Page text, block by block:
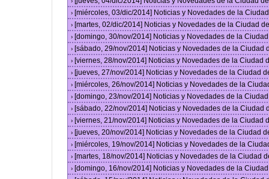
› [miércoles, 03/dic/2014] Noticias y Novedades de la
› [martes, 02/dic/2014] Noticias y Novedades de la Ciudad
› [domingo, 30/nov/2014] Noticias y Novedades de la
› [sábado, 29/nov/2014] Noticias y Novedades de la Ciudad
› [viernes, 28/nov/2014] Noticias y Novedades de la Ciudad
› [jueves, 27/nov/2014] Noticias y Novedades de la Ciudad
› [miércoles, 26/nov/2014] Noticias y Novedades de la
› [domingo, 23/nov/2014] Noticias y Novedades de la
› [sábado, 22/nov/2014] Noticias y Novedades de la Ciudad
› [viernes, 21/nov/2014] Noticias y Novedades de la Ciudad
› [jueves, 20/nov/2014] Noticias y Novedades de la Ciudad
› [miércoles, 19/nov/2014] Noticias y Novedades de la
› [martes, 18/nov/2014] Noticias y Novedades de la Ciudad
› [domingo, 16/nov/2014] Noticias y Novedades de la